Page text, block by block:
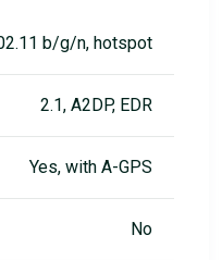
b/g/n, hotspot
2.1, A2DP, EDR
Yes, with A-GPS
No